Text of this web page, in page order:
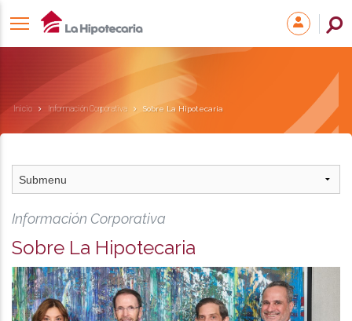
Inicio Información Corporativa Sobre La Hipotecaria
Información Corporativa
Sobre La Hipotecaria